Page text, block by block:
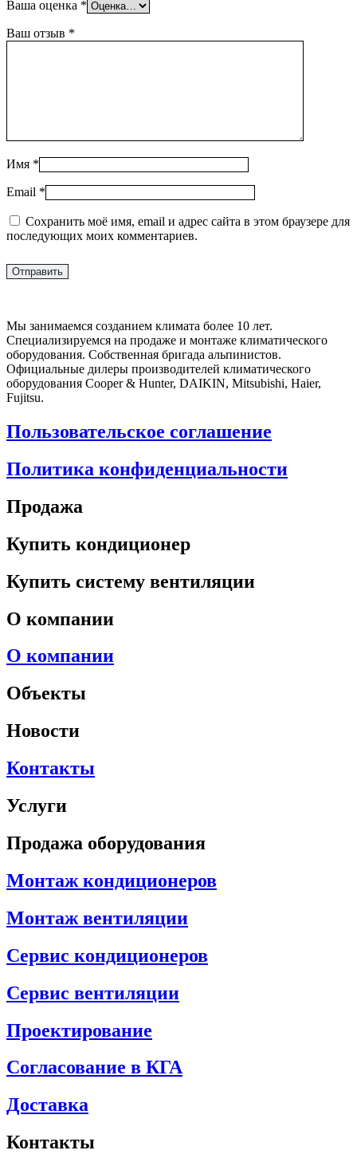
Ваша оценка *
Ваш отзыв *
Имя *
Email *
Сохранить моё имя, email и адрес сайта в этом браузере для
последующих моих комментариев.
Мы занимаемся созданием климата более 10 лет.
Специализируемся на продаже и монтаже климатического
оборудования. Собственная бригада альпинистов.
Официальные дилеры производителей климатического
оборудования Cooper & Hunter, DAIKIN, Mitsubishi, Haier,
Fujitsu.
Пользовательское соглашение
Политика конфиденциальности
Продажа
Купить кондиционер
Купить систему вентиляции
О компании
О компании
Объекты
Новости
Контакты
Услуги
Продажа оборудования
Монтаж кондиционеров
Монтаж вентиляции
Сервис кондиционеров
Сервис вентиляции
Проектирование
Согласование в КГА
Доставка
Контакты